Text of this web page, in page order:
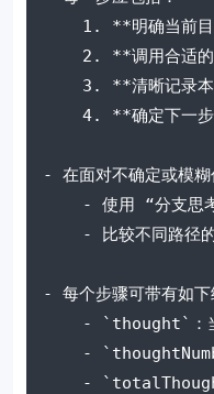
1. **明确当前目标
2. **调用合适的
3. **清晰记录本步
4. **确定下一步目
- 在面对不确定或模糊
- 使用 “分支思考”
- 比较不同路径的
- 每个步骤可带有如下
- `thought`：当
-
-